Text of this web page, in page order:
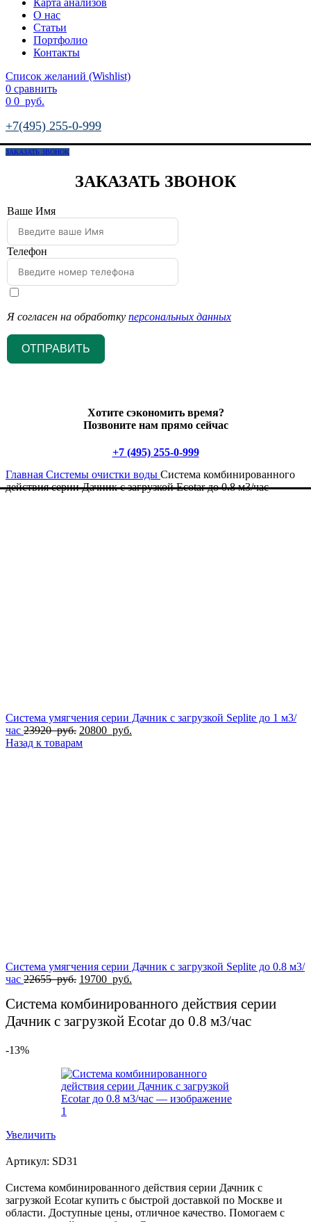
Карта анализов
О нас
Статьи
Портфолио
Контакты
Список желаний (Wishlist)
0 сравнить
0 0 руб.
+7(495) 255-0-999
ЗАКАЗАТЬ ЗВОНОК
ЗАКАЗАТЬ ЗВОНОК
Ваше Имя
Телефон
Я согласен на обработку персональных данных
ОТПРАВИТЬ
Хотите сэкономить время?
Позвоните нам прямо сейчас
+7 (495) 255-0-999
Главная Системы очистки воды Система комбинированного
действия серии Дачник с загрузкой Ecotar до 0.8 м3/час
Система умягчения серии Дачник с загрузкой Seplite до 1 м3/
час 23920руб. Первоначальная
цена
20800 руб.
Назад к товарам
Система умягчения серии Дачник с загрузкой Seplite до 0.8 м3/
час 22655руб. Первоначальная
составляла
руб..
19700 руб.
19700
руб..
Система комбинированного действия серии
Дачник с загрузкой Ecotar до 0.8 м3/час
-13%
Увеличить
Артикул: SD31
Система комбинированного действия серии Дачник с
загрузкой Ecotar купить с быстрой доставкой по Москве и
области. Доступные цены, отличное качество. Помогаем с